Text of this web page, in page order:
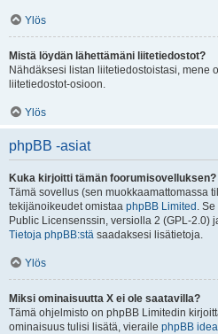
Ylös
Mistä löydän lähettämäni liitetiedostot?
Nähdäksesi listan liitetiedostoistasi, mene
liitetiedostot-osioon.
Ylös
phpBB -asiat
Kuka kirjoitti tämän foorumisovelluksen?
Tämä sovellus (sen muokkaamattomassa
tekijänoikeudet omistaa phpBB Limited .
Public Licensenssin, versiolla 2 (GPL-2.0)
Tietoja phpBB:stä saadaksesi lisätietoja.
Ylös
Miksi ominaisuutta X ei ole saatavilla?
Tämä ohjelmisto on phpBB Limitedin
ominaisuus tulisi lisätä, vieraile phpBB